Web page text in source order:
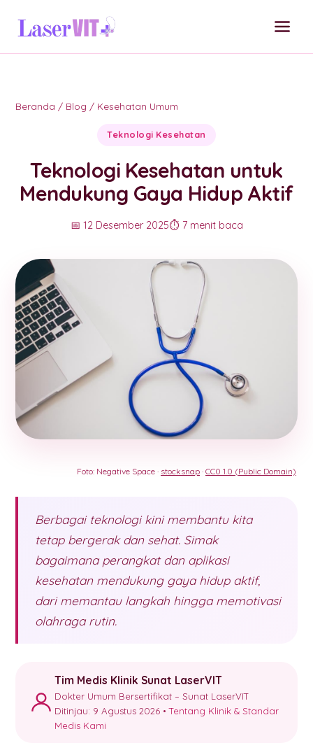
Beranda / Blog / Kesehatan Umum
Teknologi Kesehatan
Teknologi Kesehatan untuk
Mendukung Gaya Hidup Aktif
📅 12 Desember 2025⏱️ 7 menit baca
Foto: Negative Space · stocksnap · CC0 1.0 (Public Domain)
Berbagai teknologi kini membantu kita
tetap bergerak dan sehat. Simak
bagaimana perangkat dan aplikasi
kesehatan mendukung gaya hidup aktif,
dari memantau langkah hingga memotivasi
olahraga rutin.
Tim Medis Klinik Sunat LaserVIT
Dokter Umum Bersertifikat – Sunat LaserVIT
Ditinjau: 9 Agustus 2026 •Tentang Klinik & Standar
Medis Kami